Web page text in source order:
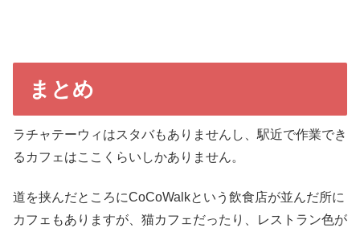
まとめ
ラチャテーウィはスタバもありませんし、駅近で作業でき
るカフェはここくらいしかありません。
道を挟んだところにCoCoWalkという飲食店が並んだ所に
カフェもありますが、猫カフェだったり、レストラン色が